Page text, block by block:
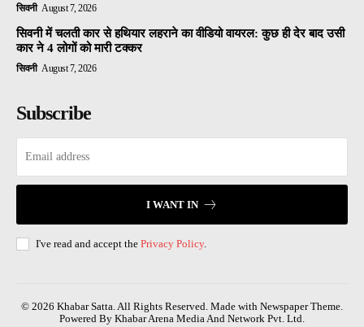
सिवनी August 7, 2026
सिवनी में चलती कार से हथियार लहराने का वीडियो वायरल: कुछ ही देर बाद उसी
कार ने 4 लोगों को मारी टक्कर
सिवनी August 7, 2026
Subscribe
I WANT IN
I've read and accept the Privacy Policy.
© 2026 Khabar Satta. All Rights Reserved. Made with Newspaper Theme.
Powered By Khabar Arena Media And Network Pvt. Ltd.